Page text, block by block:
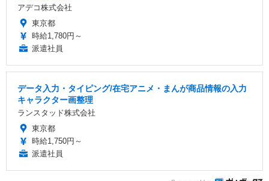
アデコ株式会社
東京都
時給1,780円～
派遣社員
データ入力・タイピング/在宅アニメ・まんが商品情報の入力
キャラクター画整理
ランスタッド株式会社
東京都
時給1,750円～
派遣社員